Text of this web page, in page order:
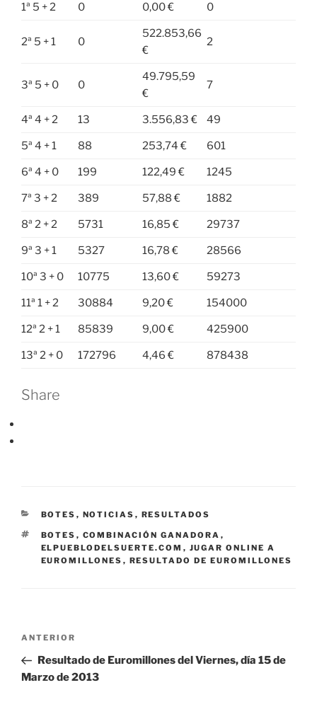
1ª 5 + 2 0 0,00 € 0
2ª 5 + 1 0
522.853,66
€
2
3ª 5 + 0 0
49.795,59
€
7
4ª 4 + 2 13 3.556,83 € 49
5ª 4 + 1 88 253,74 € 601
6ª 4 + 0 199 122,49 € 1245
7ª 3 + 2 389 57,88 € 1882
8ª 2 + 2 5731 16,85 € 29737
9ª 3 + 1 5327 16,78 € 28566
10ª 3 + 0 10775 13,60 € 59273
11ª 1 + 2 30884 9,20 € 154000
12ª 2 + 1 85839 9,00 € 425900
13ª 2 + 0 172796 4,46 € 878438
Share
CATEGORÍAS
BOTES , NOTICIAS , RESULTADOS
ETIQUETAS
BOTES , COMBINACIÓN GANADORA ,
ELPUEBLODELSUERTE.COM , JUGAR ONLINE A
EUROMILLONES , RESULTADO DE EUROMILLONES
Navegación
entradas
Entrada
anterior:
ANTERIOR
Resultado de Euromillones del Viernes, día 15 de
Marzo de 2013